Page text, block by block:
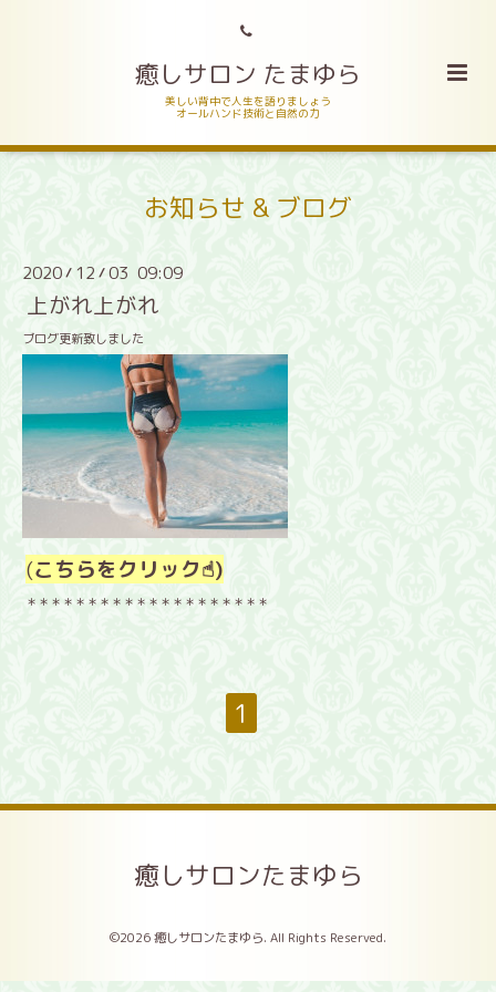
癒しサロン たまゆら
美しい背中で人生を語りましょう
オールハンド技術と自然の力
お知らせ & ブログ
2020/ 12 /03 09:09
上がれ上がれ
ブログ更新致しました
(こちらをクリック☝︎)
＊＊＊＊＊＊＊＊＊＊＊＊＊＊＊＊＊＊＊＊
1
癒しサロンたまゆら
©2026癒しサロンたまゆら. All Rights Reserved.